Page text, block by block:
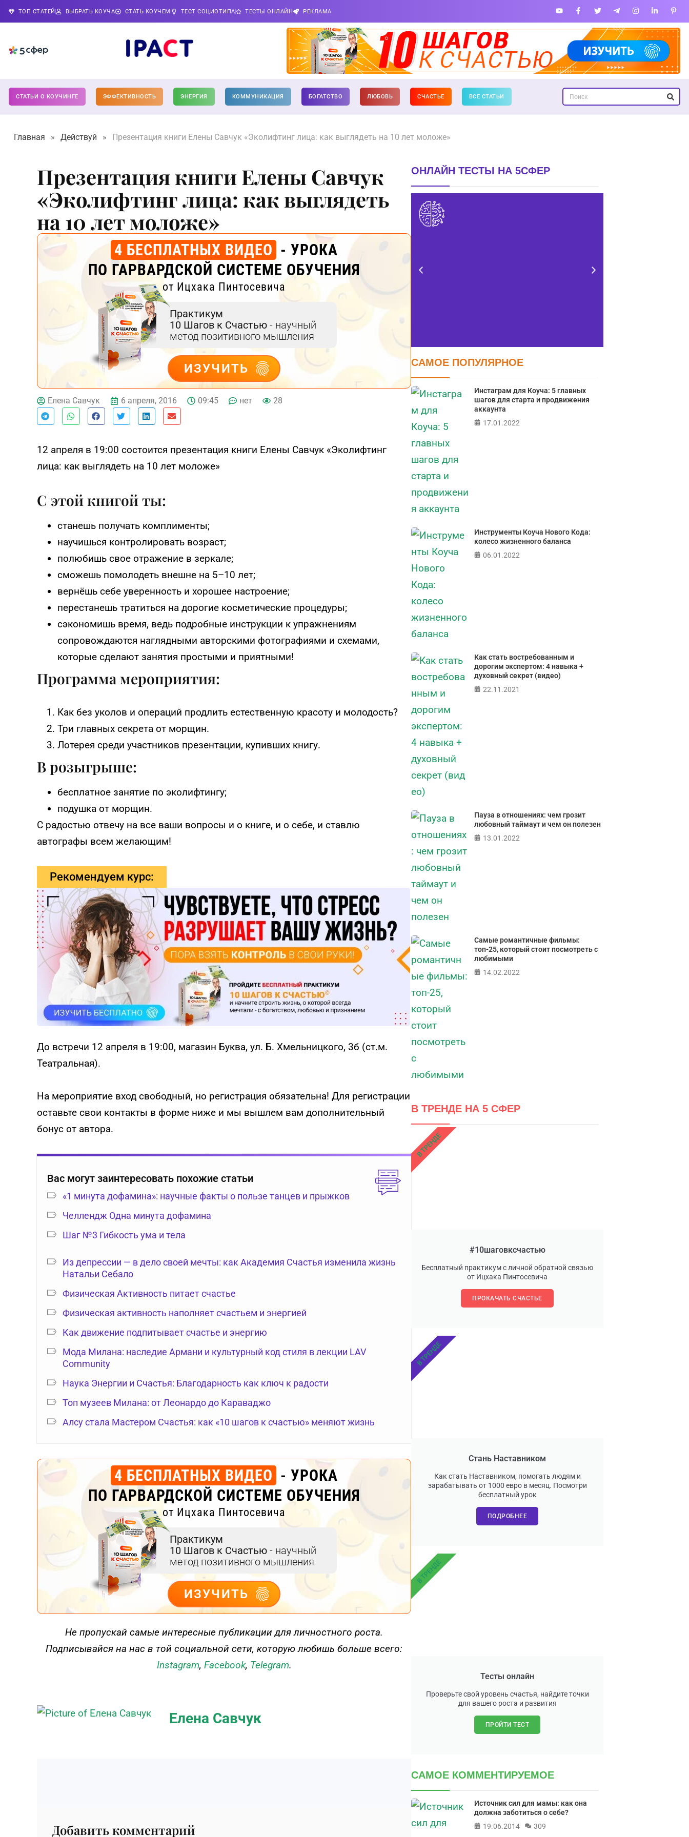
ТОП СТАТЕЙ ВЫБРАТЬ КОУЧА СТАТЬ КОУЧЕМ ТЕСТ СОЦИОТИПА ТЕСТЫ ОНЛАЙН РЕКЛАМА
СТАТЬИ О КОУЧИНГЕ ЭФФЕКТИВНОСТЬ ЭНЕРГИЯ КОММУНИКАЦИЯ БОГАТСТВО ЛЮБОВЬ СЧАСТЬЕ ВСЕ СТАТЬИ
Главная » Действуй » Презентация книги Елены Савчук «Эколифтинг лица: как выглядеть на 10 лет моложе»
Презентация книги Елены Савчук
«Эколифтинг лица: как выглядеть
на 10 лет моложе»
4 БЕСПЛАТНЫХ ВИДЕО - УРОКА
ПО ГАРВАРДСКОЙ СИСТЕМЕ ОБУЧЕНИЯ
от Ицхака Пинтосевича
Практикум
10 Шагов к Счастью - научный
метод позитивного мышления
ИЗУЧИТЬ
ДЕЙСТВУЙ
Елена Савчук 6 апреля, 2016 09:45 нет 28
12 апреля в 19:00 состоится презентация книги Елены Савчук «Эколифтинг
лица: как выглядеть на 10 лет моложе»
С этой книгой ты:
станешь получать комплименты;
научишься контролировать возраст;
полюбишь свое отражение в зеркале;
сможешь помолодеть внешне на 5–10 лет;
вернёшь себе уверенность и хорошее настроение;
перестанешь тратиться на дорогие косметические процедуры;
сэкономишь время, ведь подробные инструкции к упражнениям
сопровождаются наглядными авторскими фотографиями и схемами,
которые сделают занятия простыми и приятными!
Программа мероприятия:
Как без уколов и операций продлить естественную красоту и молодость?
Три главных секрета от морщин.
Лотерея среди участников презентации, купивших книгу.
В розыгрыше:
бесплатное занятие по эколифтингу;
подушка от морщин.
С радостью отвечу на все ваши вопросы и о книге, и о себе, и ставлю
автографы всем желающим!
Рекомендуем курс:
До встречи 12 апреля в 19:00, магазин Буква, ул. Б. Хмельницкого, 3б (ст.м.
Театральная).
На мероприятие вход свободный, но регистрация обязательна! Для регистрации
оставьте свои контакты в форме ниже и мы вышлем вам дополнительный
бонус от автора.
Вас могут заинтересовать похожие статьи
«1 минута дофамина»: научные факты о пользе танцев и прыжков
Челлендж Одна минута дофамина
Шаг №3 Гибкость ума и тела
Из депрессии — в дело своей мечты: как Академия Счастья изменила жизнь
Натальи Себало
Физическая Активность питает счастье
Физическая активность наполняет счастьем и энергией
Как движение подпитывает счастье и энергию
Мода Милана: наследие Армани и культурный код стиля в лекции LAV
Community
Наука Энергии и Счастья: Благодарность как ключ к радости
Топ музеев Милана: от Леонардо до Караваджо
Алсу стала Мастером Счастья: как «10 шагов к счастью» меняют жизнь
4 БЕСПЛАТНЫХ ВИДЕО - УРОКА
ПО ГАРВАРДСКОЙ СИСТЕМЕ ОБУЧЕНИЯ
от Ицхака Пинтосевича
Практикум
10 Шагов к Счастью - научный
метод позитивного мышления
ИЗУЧИТЬ
ДЕЙСТВУЙ
Не пропускай самые интересные публикации для личностного роста.
Подписывайся на нас в той социальной сети, которую любишь больше всего:
Instagram, Facebook, Telegram.
Елена Савчук
Добавить комментарий
ОНЛАЙН ТЕСТЫ НА 5СФЕР
Тест FERMI
FERMI - современная методика
оценки уровня счастья в 5 главных
сферах
САМОЕ ПОПУЛЯРНОЕ
Инстаграм для Коуча: 5 главных
шагов для старта и продвижения
аккаунта
17.01.2022
Инструменты Коуча Нового Кода:
колесо жизненного баланса
06.01.2022
Как стать востребованным и
дорогим экспертом: 4 навыка +
духовный секрет (видео)
22.11.2021
Пауза в отношениях: чем грозит
любовный таймаут и чем он полезен
13.01.2022
Самые романтичные фильмы:
топ-25, который стоит посмотреть с
любимыми
14.02.2022
В ТРЕНДЕ НА 5 СФЕР
#10шаговксчастью
Бесплатный практикум с личной обратной связью
от Ицхака Пинтосевича
ПРОКАЧАТЬ СЧАСТЬЕ
В ТРЕНДЕ
Стань Наставником
Как стать Наставником, помогать людям и
зарабатывать от 1000 евро в месяц. Посмотри
бесплатный урок
ПОДРОБНЕЕ
В ТРЕНДЕ
Тесты онлайн
Проверьте свой уровень счастья, найдите точки
для вашего роста и развития
ПРОЙТИ ТЕСТ
В ТРЕНДЕ
САМОЕ КОММЕНТИРУЕМОЕ
Источник сил для мамы: как она
должна заботиться о себе?
19.06.2014
309